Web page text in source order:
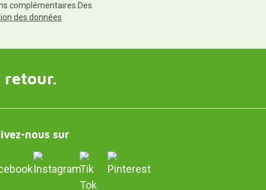
complémentaires.Des
des données
retour.
nous sur